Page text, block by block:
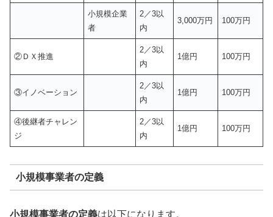
小規模企業
者
2／3以
内
3,000万円 100万円
②ＤＸ推進
2／3以
内
1億円 100万円
③イノベーション
2／3以
内
1億円 100万円
④後継者チャレン
ジ
2／3以
内
1億円 100万円
小規模事業者の定義
小規模事業者の定義は以下になります。